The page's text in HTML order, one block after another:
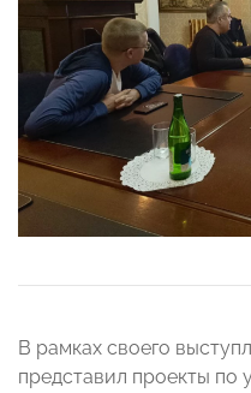
В рамках своего
представил проекты по